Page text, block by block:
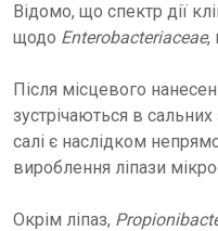
Відомо, що спектр дії
щодо Enterobacteriaceae,
Після місцевого
зустрічаються в
салі є наслідком
вироблення ліпази
Окрім ліпаз,